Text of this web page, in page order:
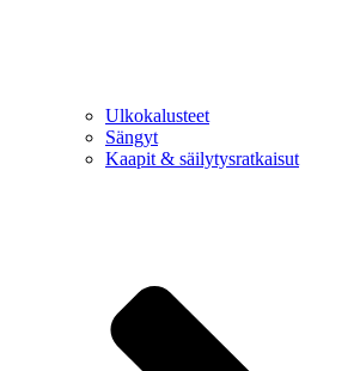
Ulkokalusteet
Sängyt
Kaapit & säilytysratkaisut